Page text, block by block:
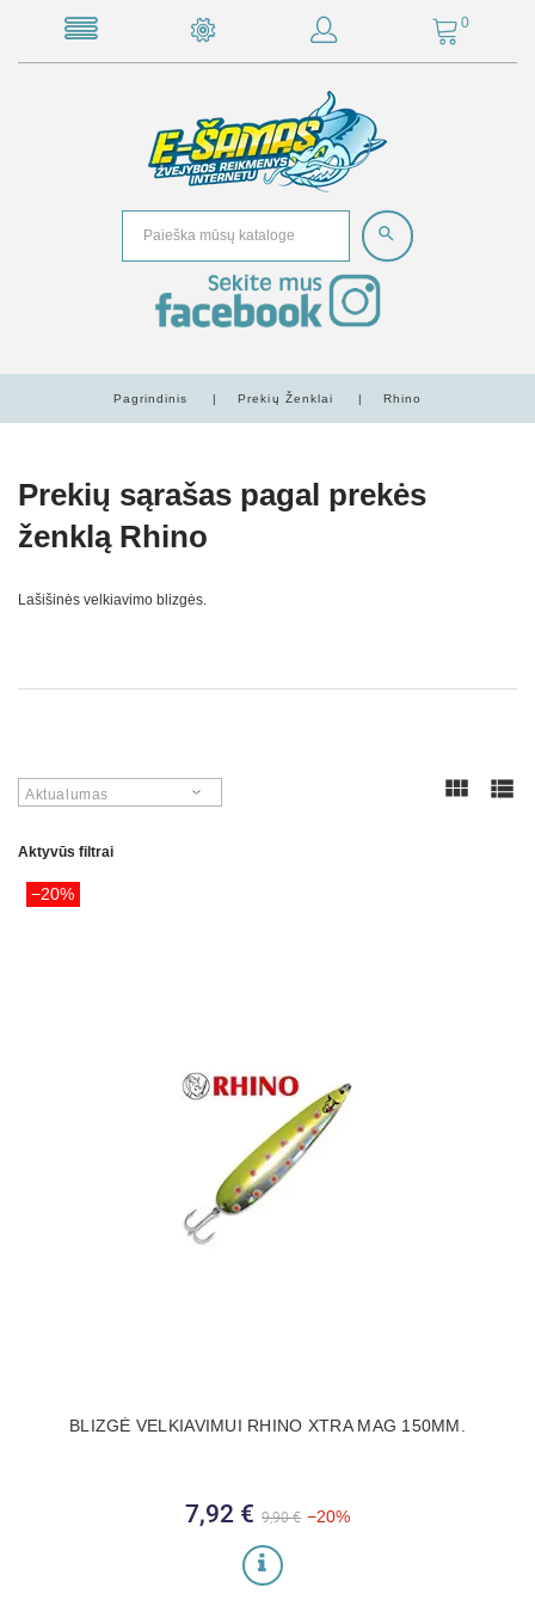
0
Pagrindinis Prekių Ženklai Rhino
Prekių sąrašas pagal prekės
ženklą Rhino
Lašišinės velkiavimo blizgės.
Aktualumas
Aktyvūs filtrai
−20%
BLIZGĖ VELKIAVIMUI RHINO XTRA MAG 150MM.
Bazinė kaina
9,90 € −20%
7,92 €